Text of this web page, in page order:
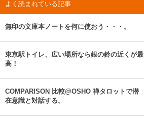
よく読まれている記事
無印の文庫本ノートを何に使おう・・・。
東京駅トイレ、広い場所なら銀の鈴の近くが最
高！
COMPARISON 比較@OSHO 禅タロットで潜
在意識と対話する。